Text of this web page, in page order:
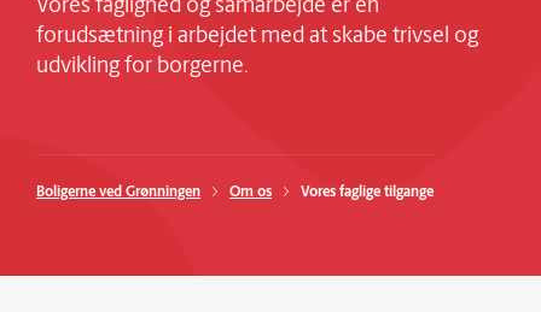
Vores faglighed og samarbejde er en
forudsætning i arbejdet med at skabe trivsel og
udvikling for borgerne.
Boligerne ved Grønningen Om os Vores faglige tilgange